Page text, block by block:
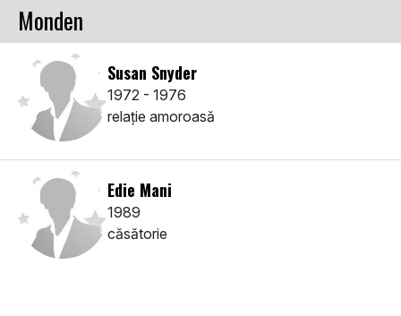
Monden
Susan Snyder
1972 - 1976
relaţie amoroasă
Edie Mani
1989
căsătorie